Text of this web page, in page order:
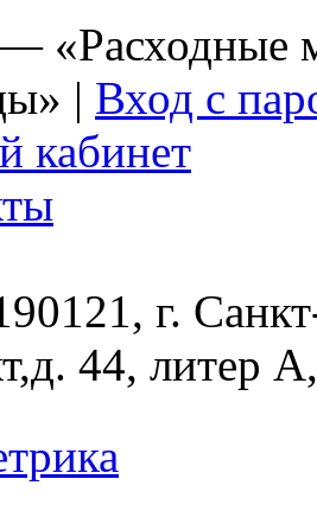
«Расходные
| Вход с
кабинет
г.
44, литер